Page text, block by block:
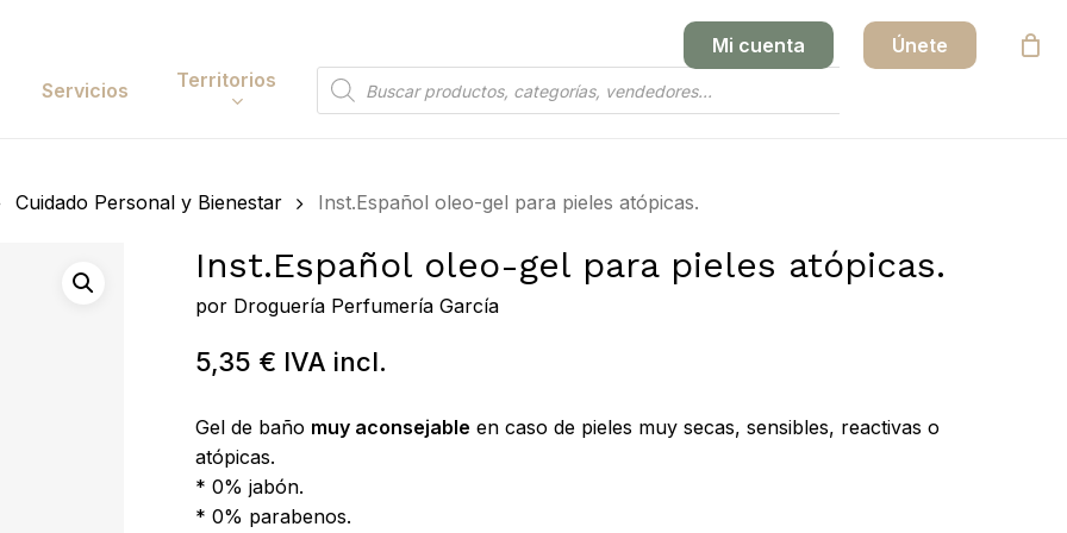
Accesorios
Belleza
Huerta
Papelería y
Electrónica y
Tecnología
Hogar
Industriales
Servicios Territorios
Búsqueda
Mi cuenta Únete Close
Cuidado Personal y Bienestar Inst.Español oleo-gel para pieles atópicas.
Inst.Español oleo-gel para pieles atópicas.
por Droguería Perfumería García
5,35 € IVA incl.
Gel de baño muy aconsejable en caso de pieles muy secas, sensibles, reactivas o
atópicas.
* 0% jabón.
* 0% parabenos.